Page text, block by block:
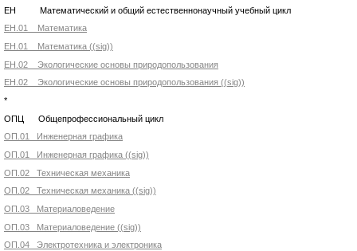
ЕН Математический и общий естественнонаучный учебный цикл
ЕН.01 Математика
ЕН.01 Математика ((sig))
ЕН.02 Экологические основы природопользования
ЕН.02 Экологические основы природопользования ((sig))
*
ОПЦ Общепрофессиональный цикл
ОП.01 Инженерная графика
ОП.01 Инженерная графика ((sig))
ОП.02 Техническая механика
ОП.02 Техническая механика ((sig))
ОП.03 Материаловедение
ОП.03 Материаловедение ((sig))
ОП.04 Электротехника и электроника